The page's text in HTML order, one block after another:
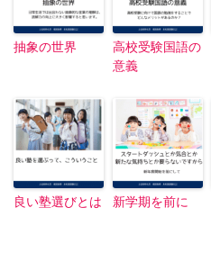
抽象の世界
高校受験国語の
意義
良い塾選びとは 新学期を前に